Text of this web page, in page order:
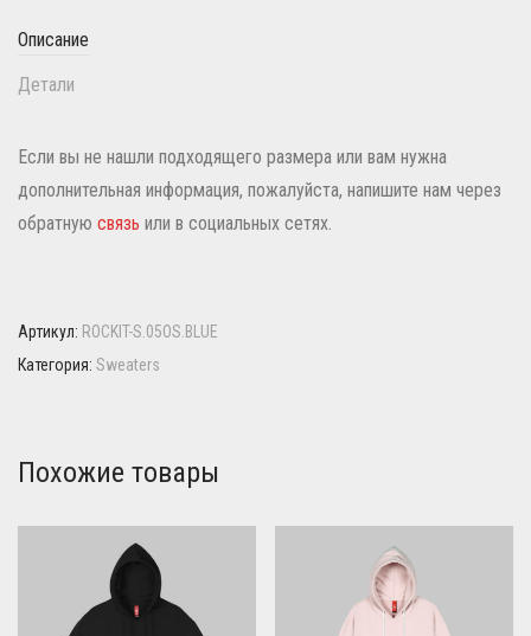
Описание
Детали
Если вы не нашли подходящего размера или вам нужна
дополнительная информация, пожалуйста, напишите нам через
обратную связь или в социальных сетях.
Артикул: ROCKIT-S.05OS.BLUE
Категория: Sweaters
Похожие товары